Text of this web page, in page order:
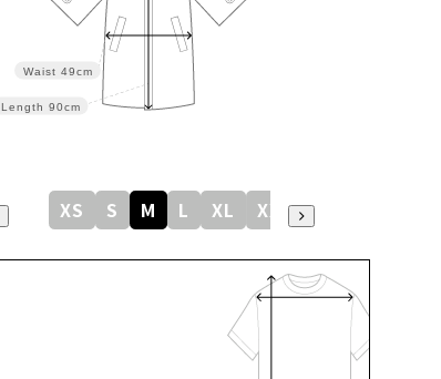
Length 90cm
Waist 49cm
XS S M L XL XXL